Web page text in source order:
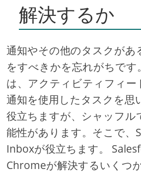
解決するか
通知やその他のタスクがあ
をすべきかを忘れがちです
は、アクティビティフィー
通知を使用したタスクを思
役立ちますが、シャッフル
能性があります。そこで、
Inboxが役立ちます。
Chromeが解決するいくつ